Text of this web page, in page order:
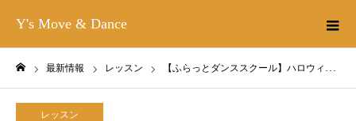
Y's Move & Dance
最新情報 レッスン 【ふらっとダンススクール】ハロウィン・レッスン
レッスン